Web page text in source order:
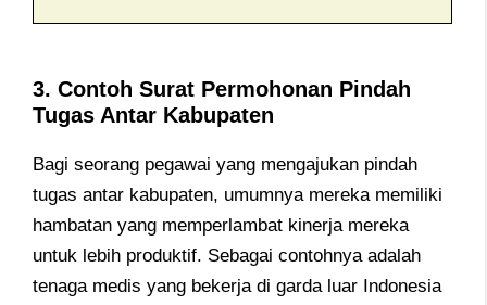
3. Contoh Surat Permohonan Pindah
Tugas Antar Kabupaten
Bagi seorang pegawai yang mengajukan pindah
tugas antar kabupaten, umumnya mereka memiliki
hambatan yang memperlambat kinerja mereka
untuk lebih produktif. Sebagai contohnya adalah
tenaga medis yang bekerja di garda luar Indonesia